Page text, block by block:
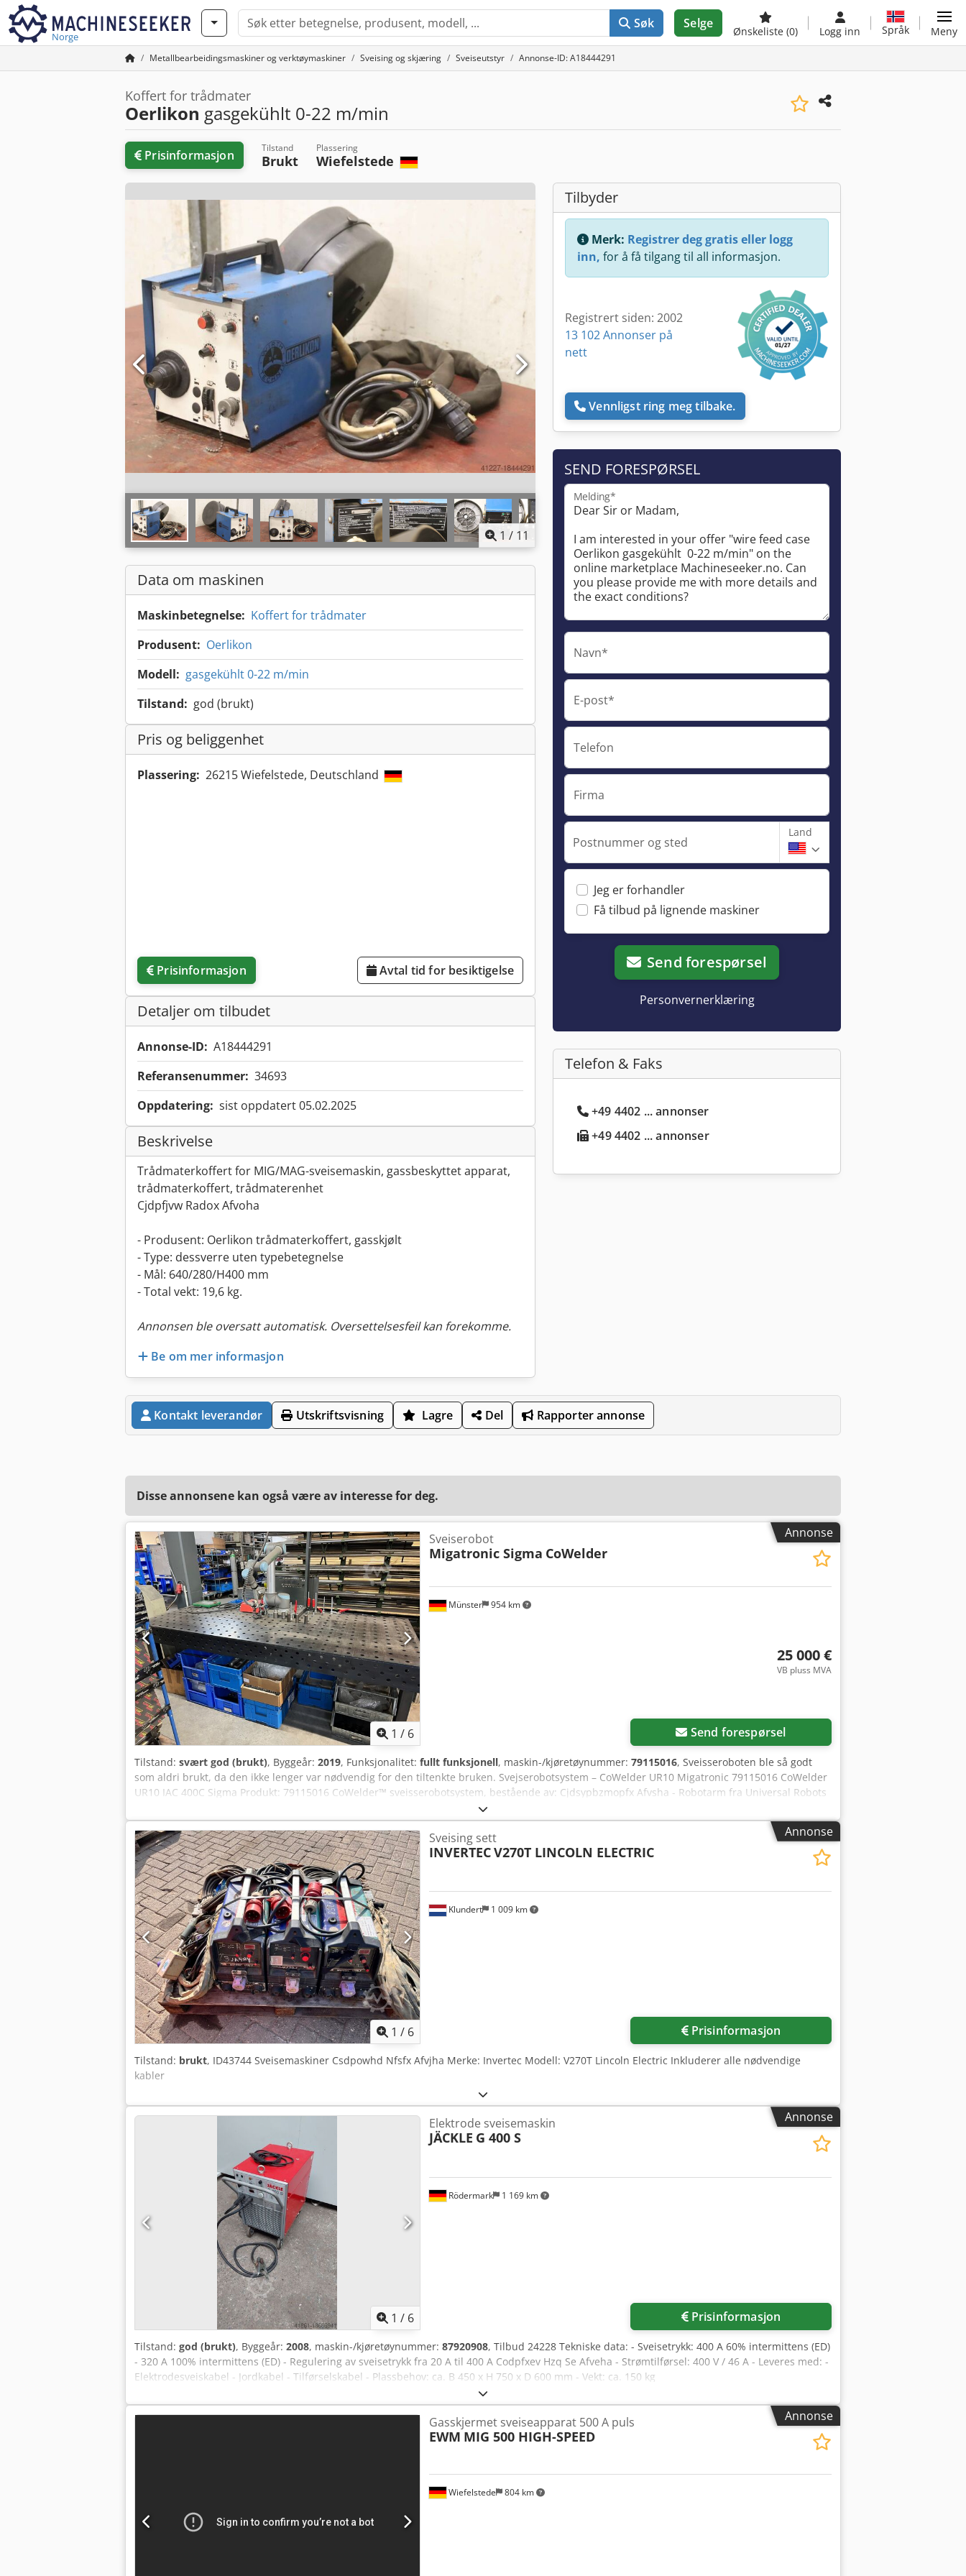
Norge
Søk Selge
Ønskeliste (0) Logg inn Språk Meny
Metallbearbeidingsmaskiner og verktøymaskiner Sveising og skjæring Sveiseutstyr Annonse-ID: A18444291
Koffert for trådmater
Oerlikon gasgekühlt 0-22 m/min
Prisinformasjon Tilstand
Brukt
Plassering
Wiefelstede
1 / 11
Data om maskinen
Maskinbetegnelse: Koffert for trådmater
Produsent: Oerlikon
Modell: gasgekühlt 0-22 m/min
Tilstand: god (brukt)
Pris og beliggenhet
Plassering: 26215 Wiefelstede, Deutschland
Prisinformasjon Avtal tid for besiktigelse
Detaljer om tilbudet
Annonse-ID: A18444291
Referansenummer: 34693
Oppdatering: sist oppdatert 05.02.2025
Beskrivelse
Trådmaterkoffert for MIG/MAG-sveisemaskin, gassbeskyttet apparat,
trådmaterkoffert, trådmaterenhet
Cjdpfjvw Radox Afvoha
- Produsent: Oerlikon trådmaterkoffert, gasskjølt
- Type: dessverre uten typebetegnelse
- Mål: 640/280/H400 mm
- Total vekt: 19,6 kg.
Annonsen ble oversatt automatisk. Oversettelsesfeil kan forekomme.
Be om mer informasjon
Tilbyder
Merk: Registrer deg gratis eller logg
inn, for å få tilgang til all informasjon.
Registrert siden: 2002
13 102 Annonser på
nett
Vennligst ring meg tilbake.
SEND FORESPØRSEL
Melding*
Navn*
E-post*
Telefon
Firma
Postnummer og sted
Land
Jeg er forhandler
Få tilbud på lignende maskiner
Send forespørsel
Personvernerklæring
Telefon & Faks
+49 4402 ... annonser
+49 4402 ... annonser
Kontakt leverandør Utskriftsvisning Lagre Del Rapporter annonse
Disse annonsene kan også være av interesse for deg.
Annonse
1 / 6
Münster 954 km
Sveiserobot
Migatronic Sigma CoWelder
25 000 €
VB pluss MVA
Send forespørsel
Tilstand: svært god (brukt), Byggeår: 2019, Funksjonalitet: fullt funksjonell, maskin-/kjøretøynummer: 79115016, Sveisseroboten ble så godt
som aldri brukt, da den ikke lenger var nødvendig for den tiltenkte bruken. Svejserobotsystem – CoWelder UR10 Migatronic 79115016 CoWelder
UR10 IAC 400C Sigma Produkt: 79115016 CoWelder™ sveisserobotsystem, bestående av: Cjdsypbzmopfx Afvsha - Robotarm fra Universal Robots
(UR10) - Selvutjevnende bordmonteringsenhet - Migatronic Sigma SELECT 400 C-L Synergisk - Sveisestrømkilde, 400 A, luftkjølt, med grafisk
betjeningspanel, inkl. IGC® (Intelligent Gas Control), standard programvarepakke (56 karakteristikkliner) - Funksjonspakke (DUO Plus, Sequence,
Sequence Repeat, Miga Job Control, MigaLog), IAC Intelligent Arc Control - 1,0V teflontrådleder - Start/stopp sikkerhetsboks - Komplett kabelsett -
Robot-sveisepistol inkl. pistolholder - Robotstyring inkl. betjeningspanel - Freedrive-knapp på 3. "håndledd" - Pulsfunksjon
Annonse
1 / 6
Klundert 1 009 km
Sveising sett
INVERTECV270T LINCOLN ELECTRIC
Prisinformasjon
Tilstand: brukt, ID43744 Sveisemaskiner Csdpowhd Nfsfx Afvjha Merke: Invertec Modell: V270T Lincoln Electric Inkluderer alle nødvendige
kabler
Annonse
1 / 6
Rödermark 1 169 km
Elektrode sveisemaskin
JÄCKLE G 400 S
Prisinformasjon
Tilstand: god (brukt), Byggeår: 2008, maskin-/kjøretøynummer: 87920908, Tilbud 24228 Tekniske data: - Sveisetrykk: 400 A 60% intermittens (ED)
- 320 A 100% intermittens (ED) - Regulering av sveisetrykk fra 20 A til 400 A Codpfxev Hzq Se Afveha - Strømtilførsel: 400 V / 46 A - Leveres med: -
Elektrodesveiskabel - Jordkabel - Tilførselskabel - Plassbehov: ca. B 450 x H 750 x D 600 mm - Vekt: ca. 150 kg
Annonse
Wiefelstede 804 km
Gasskjermet sveiseapparat 500 A puls
EWM MIG 500 HIGH-SPEED